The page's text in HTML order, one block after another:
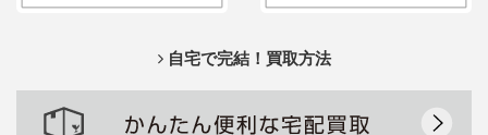
自宅で完結！買取方法